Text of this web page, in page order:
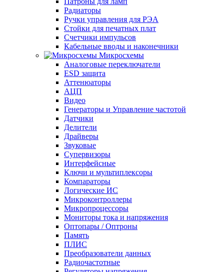
Радиаторы
Ручки управления для РЭА
Стойки для печатных плат
Счетчики импульсов
Кабельные вводы и наконечники
Микросхемы
Аналоговые переключатели
ESD защита
Аттенюаторы
АЦП
Видео
Генераторы и Управление частотой
Датчики
Делители
Драйверы
Звуковые
Супервизоры
Интерфейсные
Ключи и мультиплексоры
Компараторы
Логические ИС
Микроконтроллеры
Микропроцессоры
Мониторы тока и напряжения
Оптопары / Оптроны
Память
ПЛИС
Преобразователи данных
Радиочастотные